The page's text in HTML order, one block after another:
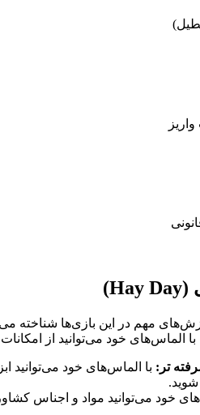
مهم در این بازی‌ها شناخته
الماس‌های خود می‌توانید از امکانات
تر: با الماس‌های خود می‌توانید
شوید.
خود می‌توانید مواد و اجناس